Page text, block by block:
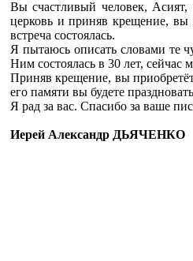
Вы счастливый человек, Асият,
церковь и приняв крещение,
встреча состоялась.
Я пытаюсь описать словами те
Ним состоялась в 30 лет, сейчас
Приняв крещение, вы
его памяти вы будете
Я рад за вас. Спасибо за ваше
Иерей Александр ДЬЯЧЕНКО